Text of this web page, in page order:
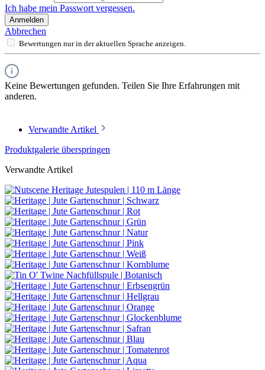
Ich habe mein Passwort vergessen.
Anmelden
Abbrechen
Bewertungen nur in der aktuellen Sprache anzeigen.
Keine Bewertungen gefunden. Teilen Sie Ihre Erfahrungen mit
anderen.
Verwandte Artikel
Produktgalerie überspringen
Verwandte Artikel